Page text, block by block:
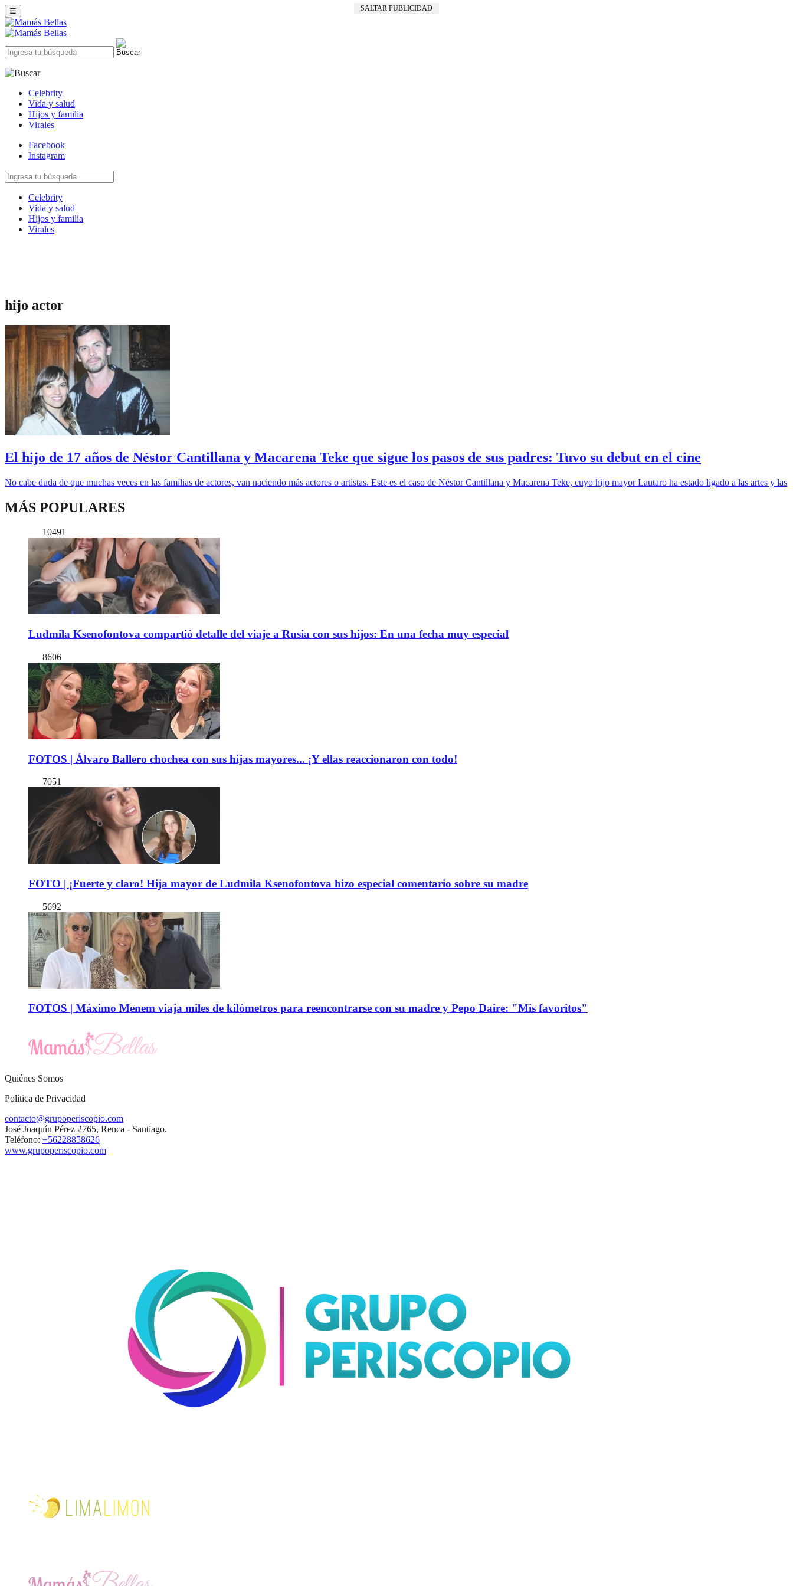
SALTAR PUBLICIDAD
☰
Celebrity
Vida y salud
Hijos y familia
Virales
Facebook
Instagram
Celebrity
Vida y salud
Hijos y familia
Virales
hijo actor
El hijo de 17 años de Néstor Cantillana y Macarena Teke que sigue los pasos de sus padres: Tuvo su debut en el cine
No cabe duda de que muchas veces en las familias de actores, van naciendo más actores o artistas. Este es el caso de Néstor Cantillana y Macarena Teke, cuyo hijo mayor Lautaro ha estado ligado a las artes y las
MÁS POPULARES
10491
Ludmila Ksenofontova compartió detalle del viaje a Rusia con sus hijos: En una fecha muy especial
8606
FOTOS | Álvaro Ballero chochea con sus hijas mayores... ¡Y ellas reaccionaron con todo!
7051
FOTO | ¡Fuerte y claro! Hija mayor de Ludmila Ksenofontova hizo especial comentario sobre su madre
5692
FOTOS | Máximo Menem viaja miles de kilómetros para reencontrarse con su madre y Pepo Daire: "Mis favoritos"
Quiénes Somos
Política de Privacidad
contacto@grupoperiscopio.com
José Joaquín Pérez 2765, Renca - Santiago.
Teléfono: +56228858626
www.grupoperiscopio.com